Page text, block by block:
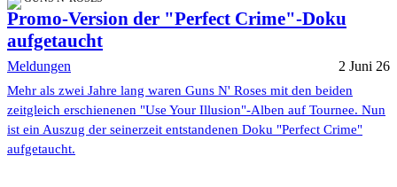
Promo-Version der "Perfect Crime"-Doku
aufgetaucht
Meldungen 2 Juni 26
Mehr als zwei Jahre lang waren Guns N' Roses mit den beiden
zeitgleich erschienenen "Use Your Illusion"-Alben auf Tournee. Nun
ist ein Auszug der seinerzeit entstandenen Doku "Perfect Crime"
aufgetaucht.